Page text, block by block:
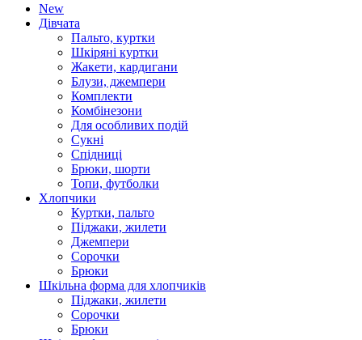
New
Дівчата
Пальто, куртки
Шкіряні куртки
Жакети, кардигани
Блузи, джемпери
Комплекти
Комбінезони
Для особливих подій
Сукні
Спідниці
Брюки, шорти
Топи, футболки
Хлопчики
Куртки, пальто
Піджаки, жилети
Джемпери
Сорочки
Брюки
Шкільна форма для хлопчиків
Піджаки, жилети
Сорочки
Брюки